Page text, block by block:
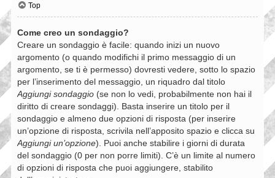
Top
Come creo un sondaggio?
Creare un sondaggio è facile: quando inizi un nuovo
argomento (o quando modifichi il primo messaggio di un
argomento, se ti è permesso) dovresti vedere, sotto lo spazio
per l’inserimento del messaggio, un riquadro dal titolo
Aggiungi sondaggio (se non lo vedi, probabilmente non hai il
diritto di creare sondaggi). Basta inserire un titolo per il
sondaggio e almeno due opzioni di risposta (per inserire
un’opzione di risposta, scrivila nell’apposito spazio e clicca su
Aggiungi un’opzione). Puoi anche stabilire i giorni di durata
del sondaggio (0 per non porre limiti). C’è un limite al numero
di opzioni di risposta che puoi aggiungere, stabilito